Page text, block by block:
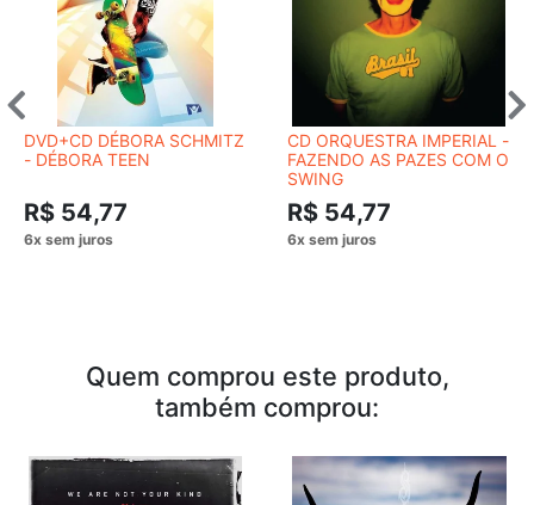
DVD+CD DÉBORA SCHMITZ
- DÉBORA TEEN
R$ 54,77
CD ORQUESTRA IMPERIAL -
FAZENDO AS PAZES COM O
SWING
R$ 54,77
Quem comprou este produto,
também comprou: